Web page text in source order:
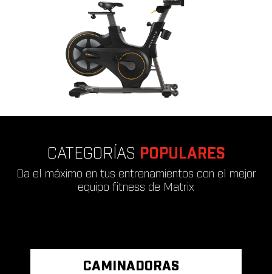
CATEGORÍAS POPULARES
Da el máximo en tus entrenamientos con el mejor
equipo fitness de Matrix
CAMINADORAS